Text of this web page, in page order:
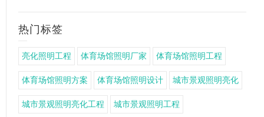
热门标签
亮化照明工程 体育场馆照明厂家 体育场馆照明工程
体育场馆照明方案 体育场馆照明设计 城市景观照明亮化
城市景观照明亮化工程 城市景观照明工程